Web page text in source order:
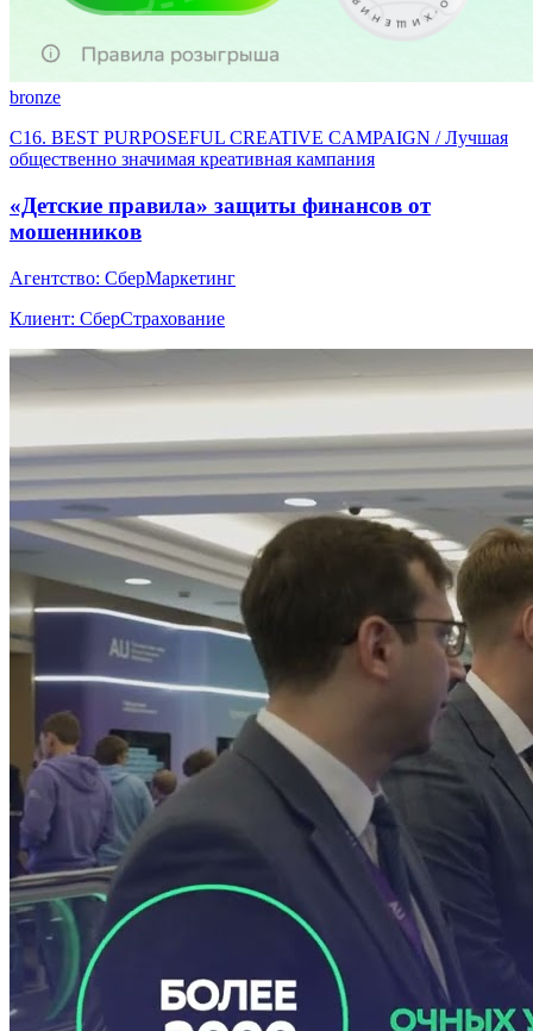
bronze
C16. BEST PURPOSEFUL CREATIVE CAMPAIGN / Лучшая
общественно значимая креативная кампания
«Детские правила» защиты финансов от
мошенников
Агентство: СберМаркетинг
Клиент: СберСтрахование